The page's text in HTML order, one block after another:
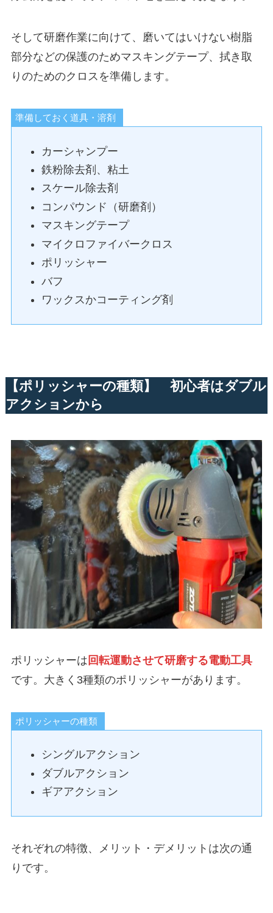
そして研磨作業に向けて、磨いてはいけない樹脂
部分などの保護のためマスキングテープ、拭き取
りのためのクロスを準備します。
準備しておく道具・溶剤
カーシャンプー
鉄粉除去剤、粘土
スケール除去剤
コンパウンド（研磨剤）
マスキングテープ
マイクロファイバークロス
ポリッシャー
バフ
ワックスかコーティング剤
【ポリッシャーの種類】 初心者はダブル
アクションから
ポリッシャーは 回転運動させて研磨する電動工具
です。大きく3種類のポリッシャーがあります。
ポリッシャーの種類
シングルアクション
ダブルアクション
ギアアクション
それぞれの特徴、メリット・デメリットは次の通
りです。